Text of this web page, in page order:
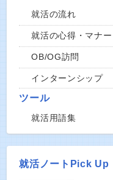
就活の流れ
就活の心得・マナー
OB/OG訪問
インターンシップ
ツール
就活用語集
就活ノートPick Up